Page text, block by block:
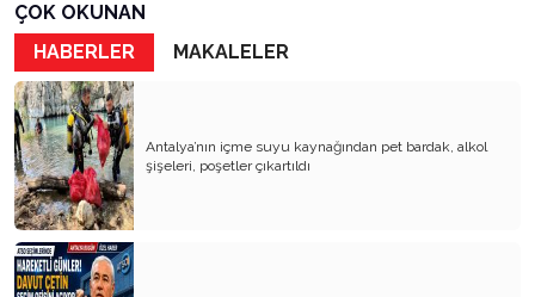
Katil Ağaçlar
Keşke Herkes Sevdiği ve İyi Bildiği İşi Yapsa
Veda Mektubum
Avm’ler Sinek Avlıyor
Hangi Gazetecilerin Günü?
Çok Para, Çok Bela
ÇOK OKUNAN
HABERLER
MAKALELER
Antalya’nın içme suyu kaynağından pet bardak, alkol
şişeleri, poşetler çıkartıldı